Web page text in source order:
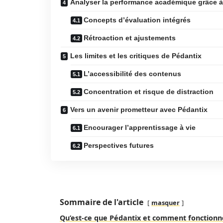
Analyser la performance académique grâce
Concepts d’évaluation intégrés
Rétroaction et ajustements
Les limites et les critiques de Pédantix
L’accessibilité des contenus
Concentration et risque de distraction
Vers un avenir prometteur avec Pédantix
Encourager l’apprentissage à vie
Perspectives futures
Sommaire de l'article masquer
Qu’est-ce que Pédantix et comment